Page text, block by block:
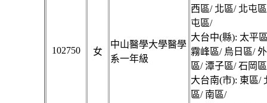
102750 女
中山醫學大學醫學
系一年級
西區/ 北區/ 北屯
屯區/
大台中(縣): 太平
霧峰區/ 烏日區/
區/ 潭子區/ 石岡
大台南(市): 東區/
區/ 南區/